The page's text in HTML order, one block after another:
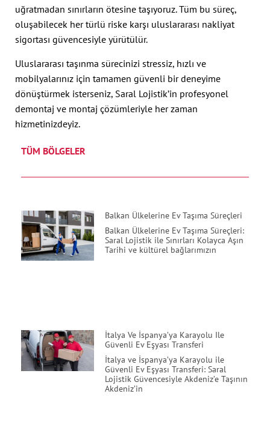
uğratmadan sınırların ötesine taşıyoruz. Tüm bu süreç,
oluşabilecek her türlü riske karşı uluslararası nakliyat
sigortası güvencesiyle yürütülür.
Uluslararası taşınma sürecinizi stressiz, hızlı ve
mobilyalarınız için tamamen güvenli bir deneyime
dönüştürmek isterseniz, Saral Lojistik’in profesyonel
demontaj ve montaj çözümleriyle her zaman
hizmetinizdeyiz.
TÜM BÖLGELER
Balkan Ülkelerine Ev Taşıma Süreçleri
Balkan Ülkelerine Ev Taşıma Süreçleri:
Saral Lojistik ile Sınırları Kolayca Aşın
Tarihi ve kültürel bağlarımızın
İtalya Ve İspanya’ya Karayolu Ile
Güvenli Ev Eşyası Transferi
İtalya ve İspanya’ya Karayolu ile
Güvenli Ev Eşyası Transferi: Saral
Lojistik Güvencesiyle Akdeniz’e Taşının
Akdeniz’in